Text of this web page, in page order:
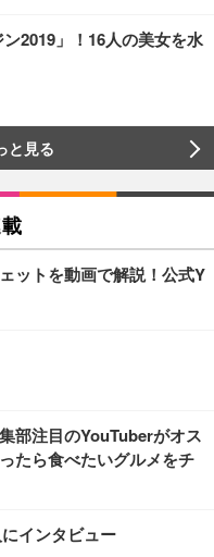
2019」！16人の美女を水
と見る
ットを動画で解説！公式Y
部注目のYouTuberがオス
たら食べたいグルメをチ
インタビュー